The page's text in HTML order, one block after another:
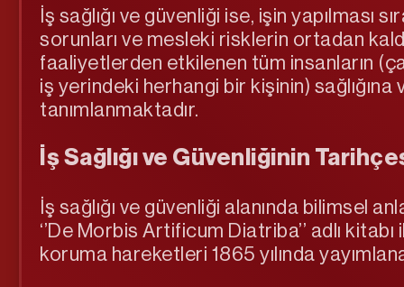
İş sağlığı ve güvenliği ise, işin yapılması
sorunları ve mesleki risklerin ortadan
faaliyetlerden etkilenen tüm insanların
iş yerindeki herhangi bir kişinin)
tanımlanmaktadır.
İş Sağlığı ve Güvenliğinin
İş sağlığı ve güvenliği alanında bilimsel
‘’De Morbis Artificum Diatriba’’ adlı
koruma hareketleri 1865 yılında